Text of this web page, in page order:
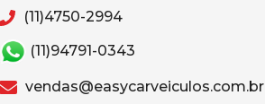
(11)4750-2994
(11)94791-0343
vendas@easycarveiculos.com.br